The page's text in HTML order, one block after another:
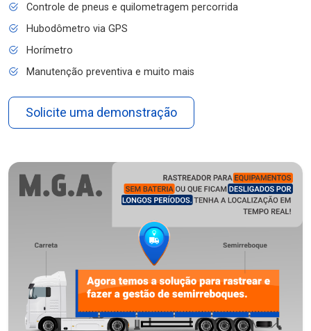
Controle de pneus e quilometragem percorrida
Hubodômetro via GPS
Horímetro
Manutenção preventiva e muito mais
Solicite uma demonstração